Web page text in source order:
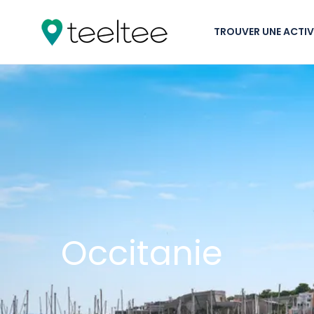
TROUVER UNE
Occitanie